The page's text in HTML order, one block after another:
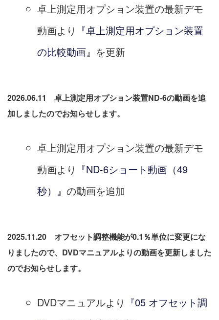
卓上測定用オプション装置の最新デモ
動画より 『卓上測定用オプション装置
の比較動画』 を更新
2026.06.11 卓上測定用オプション装置ND-6の動画を追
加しましたのでお知らせします。
卓上測定用オプション装置の最新デモ
動画より 『ND-6ショート動画（49
秒）』 の動画を追加
2025.11.20 オフセット調整機能が0.1％単位に変更にな
りましたので、DVDマニュアルよりの動画を更新しました
のでお知らせします。
DVDマニュアルより 『05 オフセット調